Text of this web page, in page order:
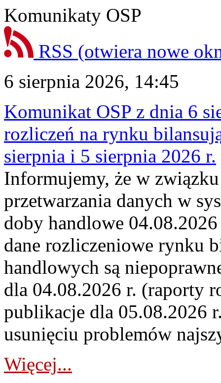
Komunikaty OSP
RSS (otwiera nowe
6 sierpnia 2026, 14:45
Komunikat OSP z dnia 6
rozliczeń na rynku
sierpnia i 5 sierpnia 2026 r.
Informujemy, że w
przetwarzania danych w
doby handlowe
dane rozliczeniowe rynku
handlowych są
dla 04.08.2026 r. (raporty
publikacje dla 05.08.2026
usunięciu problemów
Więcej...